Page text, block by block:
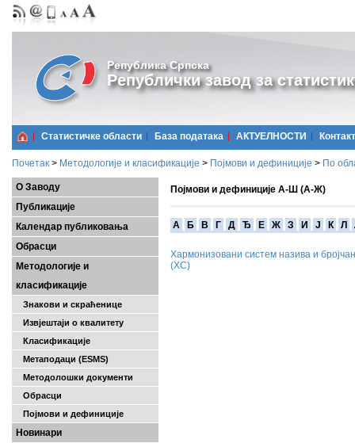
Република Српска
Републички завод за
Статистичке области Базa података АКТУЕЛНОСТИ Контакт
Почетак > Методологије и класификације > Појмови и дефиниције > По
О Заводу
Публикације
Календар публиковања
Обрасци
Методологије и
класификације
Знакови и скраћенице
Извјештаји о квалитету
Класификације
Метаподаци (ESMS)
Методолошки документи
Обрасци
Појмови и дефиниције
Новинари
Појмови и дефиниције А-Ш (А-Ж)
A Б В Г Д Ђ Е Ж З И Ј К Л
Хармонизовани систем назива и
(ХС)